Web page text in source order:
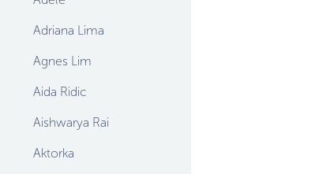
Adriana Lima
Agnes Lim
Aida Ridic
Aishwarya Rai
Aktorka